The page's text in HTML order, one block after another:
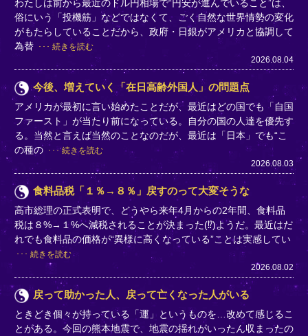
わたしは前から最近のドル円相場で“円安が進んでいること”は、
俗にいう「投機筋」などではなくて、ごく自然な世界情勢の変化
がもたらしていることだから、政府・日銀がアメリカと協調して
為替
続きを読む
2026.08.04
今後、増えていく「在日高齢外国人」の問題点
アメリカが最初に言い始めたことだが、最近はどの国でも「自国
ファースト」が当たり前になっている。自分の国の人達を優先す
る。当然と言えば当然のことなのだが、最近は「日本」でも“こ
の種の
続きを読む
2026.08.03
食料品税「１％→８％」戻すのって大変そうな
高市総理の正式表明で、どうやら来年4月からの2年間、食料品
税は８%→１%へ減税されることが決まった(⁉)ようだ。最近はだ
れでも食料品の価格が“異様に高くなっている”ことは実感してい
続きを読む
2026.08.02
戻って助かった人、戻って亡くなった人がいる
ときどき個々が持っている「運」というものを…改めて感じるこ
とがある。今回の熊本地震で、地震の揺れがいったん収まったの